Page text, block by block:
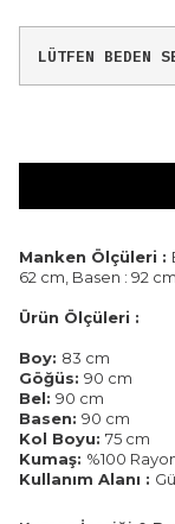
Manken Ölçüleri :
62 cm, Basen : 92 cm
Ürün Ölçüleri :
Boy: 83 cm
Göğüs: 90 cm
Bel: 90 cm
Basen: 90 cm
Kol Boyu: 75 cm
Kumaş: %100
Kullanım Alanı :